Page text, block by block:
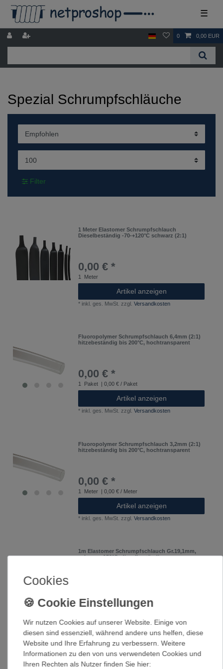
☰
0 0,00 EUR
Spezial Schrumpfschläuche
Filter
1 Meter Elastomer Schrumpfschlauch
Dieselbeständig -70-+120°C schwarz (2:1)
0,00 € *
1 Meter
Artikel anzeigen
* inkl. ges. MwSt. zzgl.Versandkosten
Fluoropolymer Schrumpfschlauch 6,4mm (2:1)
hitzebeständig bis 200°C, hochtransparent
0,00 € *
1 Paket | 0,00 € / Paket
Artikel anzeigen
* inkl. ges. MwSt. zzgl.Versandkosten
Fluoropolymer Schrumpfschlauch 3,2mm (2:1)
hitzebeständig bis 200°C, hochtransparent
0,00 € *
1 Meter | 0,00 € / Meter
Artikel anzeigen
* inkl. ges. MwSt. zzgl.Versandkosten
1m Elastomer Schrumpfschlauch Gr.19,1mm,
schwarz, 150°C, dieselbeständig
1 Meter | 8,49 € / Meter
*inkl. ges. MwSt.zzgl.Versandkosten
breit
Cookies
Wir nutzen Cookies auf unserer Website. Einige von
diesen sind essenziell, während andere uns helfen, diese
Website und Ihre Erfahrung zu verbessern. Weitere
Informationen zu den von uns verwendeten Cookies und
Ihren Rechten als Nutzer finden Sie hier: